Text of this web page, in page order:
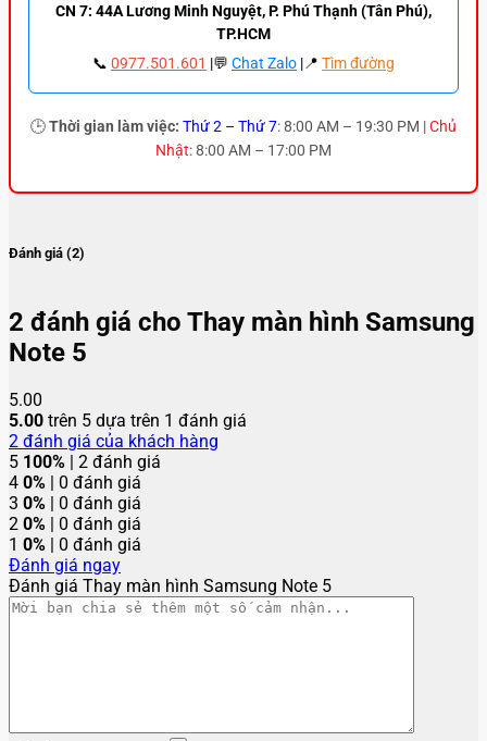
CN 7: 44A Lương Minh Nguyệt, P. Phú Thạnh (Tân Phú),
TP.HCM
📞 0977.501.601 |💬 Chat Zalo |📍 Tìm đường
🕒Thời gian làm việc: Thứ 2 – Thứ 7: 8:00 AM – 19:30 PM |Chủ
Nhật: 8:00 AM – 17:00 PM
Đánh giá (2)
2 đánh giá cho Thay màn hình Samsung
Note 5
5.00
5.00 trên 5 dựa trên 1 đánh giá
2 đánh giá của khách hàng
5 100% | 2 đánh giá
4 0% | 0 đánh giá
3 0% | 0 đánh giá
2 0% | 0 đánh giá
1 0% | 0 đánh giá
Đánh giá ngay
Đánh giá Thay màn hình Samsung Note 5